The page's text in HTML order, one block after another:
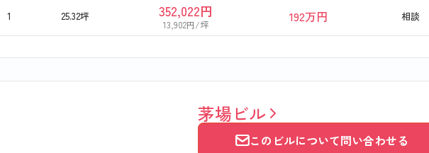
1 25.32坪 352,022円
13,902円/坪
192万円 相談
茅場ビル
このビルについて問い合わせる